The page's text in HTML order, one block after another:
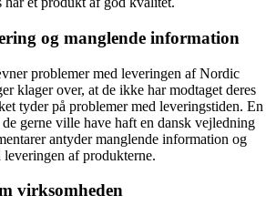
og manglende information
problemer med leveringen af Nordic
klager over, at de ikke har modtaget deres
tyder på problemer med leveringstiden. En
de gerne ville have haft en dansk vejledning
antyder manglende information og
af produkterne.
virksomheden